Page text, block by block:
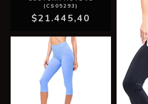
(CS05293)
$21.445,40